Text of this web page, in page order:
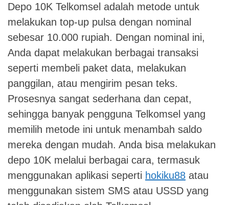
Depo 10K Telkomsel adalah metode untuk
melakukan top-up pulsa dengan nominal
sebesar 10.000 rupiah. Dengan nominal ini,
Anda dapat melakukan berbagai transaksi
seperti membeli paket data, melakukan
panggilan, atau mengirim pesan teks.
Prosesnya sangat sederhana dan cepat,
sehingga banyak pengguna Telkomsel yang
memilih metode ini untuk menambah saldo
mereka dengan mudah. Anda bisa melakukan
depo 10K melalui berbagai cara, termasuk
menggunakan aplikasi seperti hokiku88 atau
menggunakan sistem SMS atau USSD yang